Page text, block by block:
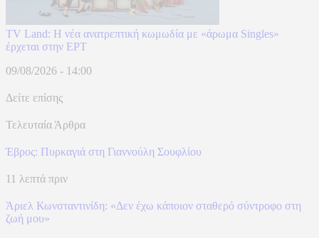
TV Land: Η νέα ανατρεπτική κωμωδία με «άρωμα Singles»
έρχεται στην ΕΡΤ
09/08/2026 - 14:00
Δείτε επίσης
Τελευταία Άρθρα
Έβρος: Πυρκαγιά στη Γιαννούλη Σουφλίου
11 λεπτά πριν
Άριελ Κωνσταντινίδη: «Δεν έχω κάποιον σταθερό σύντροφο στη
ζωή μου»